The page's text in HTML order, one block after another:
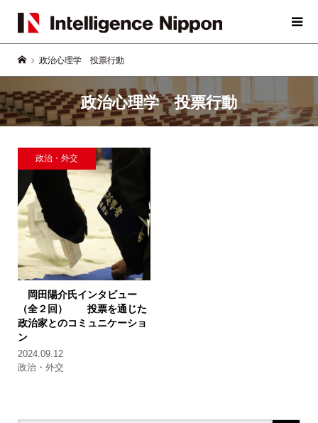
政治心理学 投票行動
政治心理学 投票行動
政治・外交
岡田陽介氏インタビュー
（全２回）
投票を通じた
政治家とのコミュニケーショ
ン
2024.09.12
政治・外交